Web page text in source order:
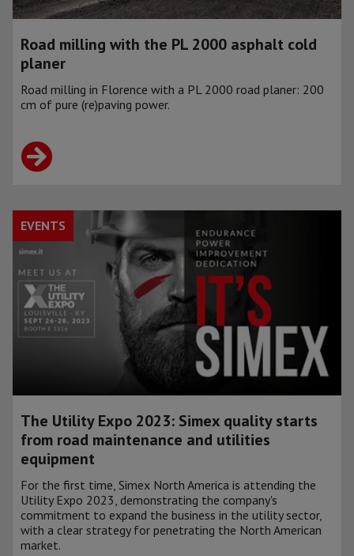
Road milling with the PL 2000 asphalt cold
planer
Road milling in Florence with a PL 2000 road planer: 200
cm of pure (re)paving power.
The Utility Expo 2023: Simex quality starts
from road maintenance and utilities
equipment
For the first time, Simex North America is attending the
Utility Expo 2023, demonstrating the company's
commitment to expand the business in the utility sector,
with a clear strategy for penetrating the North American
market.
EVENTS